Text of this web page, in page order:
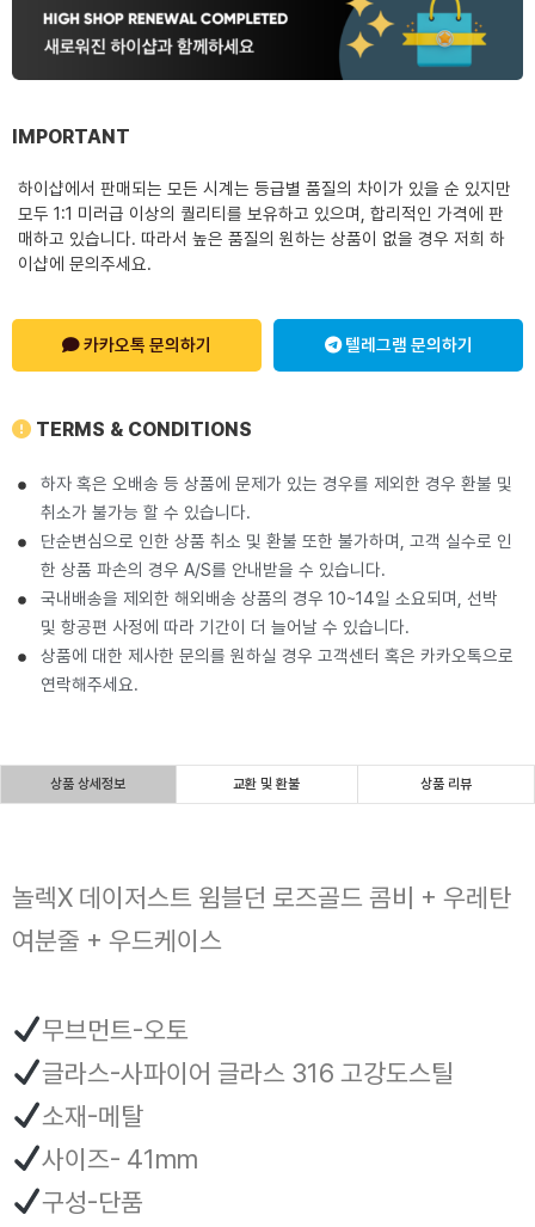
IMPORTANT
하이샵에서 판매되는 모든 시계는 등급별 품질의 차이가 있을 순 있지만
모두 1:1 미러급 이상의 퀄리티를 보유하고 있으며, 합리적인 가격에 판
매하고 있습니다. 따라서 높은 품질의 원하는 상품이 없을 경우 저희 하
이샵에 문의주세요.
카카오톡 문의하기 텔레그램 문의하기
TERMS & CONDITIONS
하자 혹은 오배송 등 상품에 문제가 있는 경우를 제외한 경우 환불 및
취소가 불가능 할 수 있습니다.
단순변심으로 인한 상품 취소 및 환불 또한 불가하며, 고객 실수로 인
한 상품 파손의 경우 A/S를 안내받을 수 있습니다.
국내배송을 제외한 해외배송 상품의 경우 10~14일 소요되며, 선박
및 항공편 사정에 따라 기간이 더 늘어날 수 있습니다.
상품에 대한 제사한 문의를 원하실 경우 고객센터 혹은 카카오톡으로
연락해주세요.
상품 상세정보 교환 및 환불 상품 리뷰
놀렉X 데이저스트 윔블던 로즈골드 콤비 + 우레탄
여분줄 + 우드케이스
무브먼트-오토
글라스-사파이어 글라스 316 고강도스틸
소재-메탈
사이즈- 41mm
구성-단품